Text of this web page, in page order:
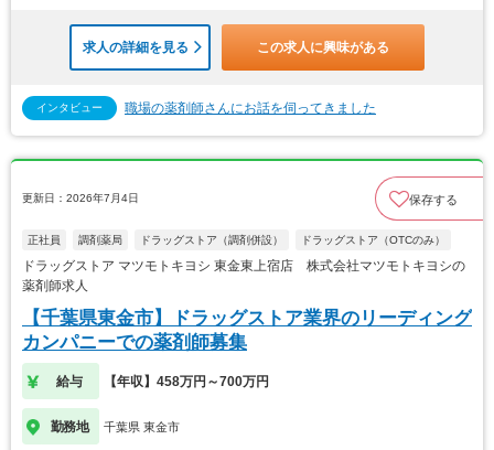
求人の詳細を見る この求人に興味がある
インタビュー 職場の薬剤師さんにお話を伺ってきました
更新日：2026年7月4日 保存する
正社員 調剤薬局 ドラッグストア（調剤併設） ドラッグストア（OTCのみ）
ドラッグストア マツモトキヨシ 東金東上宿店 株式会社マツモトキヨシの
薬剤師求人
【千葉県東金市】ドラッグストア業界のリーディング
カンパニーでの薬剤師募集
給与 【年収】458万円～700万円
勤務地 千葉県 東金市